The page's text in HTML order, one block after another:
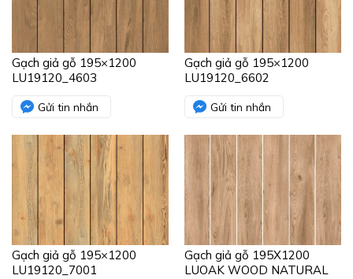
Gạch giả gỗ 195×1200
LU19120_4603
Gửi tin nhắn
Gạch giả gỗ 195×1200
LU19120_6602
Gửi tin nhắn
Gạch giả gỗ 195×1200
LU19120_7001
Gạch giả gỗ 195X1200
LUOAK WOOD NATURAL